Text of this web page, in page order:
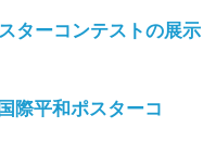
ターコンテストの展示
際平和ポスターコ